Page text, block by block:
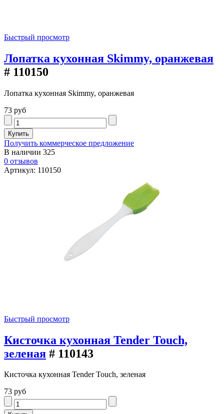
Быстрый просмотр
Лопатка кухонная Skimmy, оранжевая
# 110150
Лопатка кухонная Skimmy, оранжевая
73 руб
Получить коммерческое предложение
В наличии 325
0 отзывов
Артикул: 110150
Быстрый просмотр
Кисточка кухонная Tender Touch,
зеленая # 110143
Кисточка кухонная Tender Touch, зеленая
73 руб